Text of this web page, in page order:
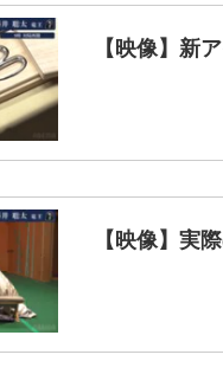
【映像】新
【映像】実